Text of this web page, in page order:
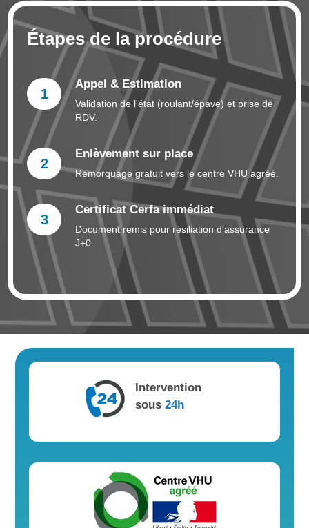
Étapes de la procédure
1
Appel & Estimation
Validation de l'état (roulant/épave) et prise de
RDV.
2
Enlèvement sur place
Remorquage gratuit vers le centre VHU agréé.
3
Certificat Cerfa immédiat
Document remis pour résiliation d'assurance
J+0.
Intervention
sous 24h